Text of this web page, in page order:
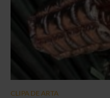
CLIPA DE ARTA